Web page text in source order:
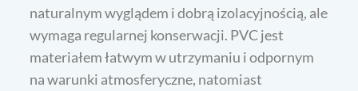
naturalnym wyglądem i dobrą izolacyjnością, ale
wymaga regularnej konserwacji. PVC jest
materiałem łatwym w utrzymaniu i odpornym
na warunki atmosferyczne, natomiast